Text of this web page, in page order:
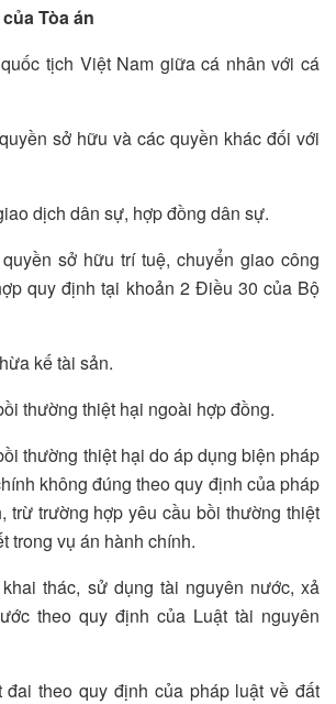
Tòa án
tịch Việt Nam giữa cá nhân với cá
sở hữu và các quyền khác đối với
dịch dân sự, hợp đồng dân sự.
sở hữu trí tuệ, chuyển giao công
quy định tại khoản 2 Điều 30 của Bộ
kế tài sản.
thường thiệt hại ngoài hợp đồng.
thường thiệt hại do áp dụng biện pháp
không đúng theo quy định của pháp
trừ trường hợp yêu cầu bồi thường thiệt
trong vụ án hành chính.
thác, sử dụng tài nguyên nước, xả
theo quy định của Luật tài nguyên
đai theo quy định của pháp luật về đất